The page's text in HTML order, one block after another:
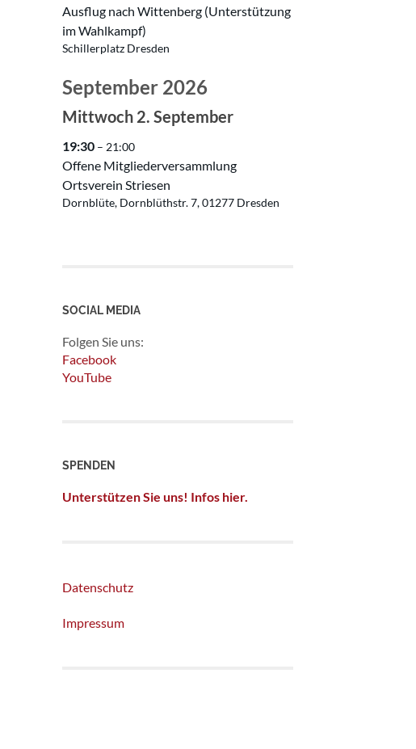
Ausflug nach Wittenberg (Unterstützung
im Wahlkampf)
Schillerplatz Dresden
September 2026
Mittwoch 2. September
19:30 – 21:00
Offene Mitgliederversammlung
Ortsverein Striesen
Dornblüte, Dornblüthstr. 7, 01277 Dresden
SOCIAL MEDIA
Folgen Sie uns:
Facebook
YouTube
SPENDEN
Unterstützen Sie uns! Infos hier.
Datenschutz
Impressum